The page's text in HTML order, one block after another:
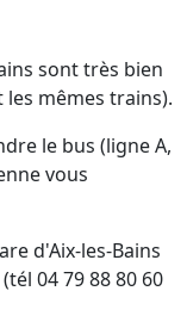
sont très bien
mêmes trains).
le bus (ligne A,
vous
d'Aix-les-Bains
04 79 88 80 60